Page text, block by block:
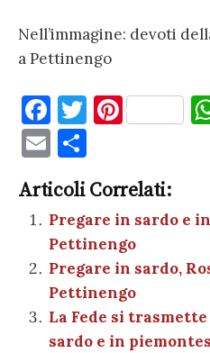
Nell’immagine: devoti
a Pettinengo
F
a
c
e
b
o
o
k
T
te
r
Pi
es
t
E
m
ai
l
n
di
vi
di
Articoli Correlati:
Pregare in sardo e
Pettinengo
Pregare in sardo,
Pettinengo
La Fede si
sardo e in